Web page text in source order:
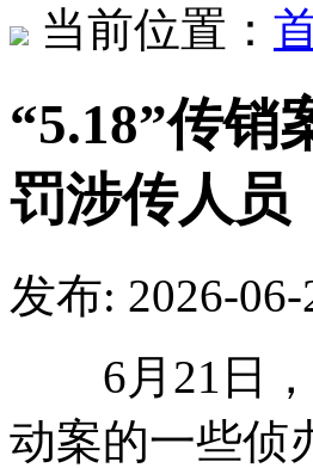
当前位置：
“5.18”传销
罚涉传人员
发布: 2026-
6月21日，
动案的一些侦